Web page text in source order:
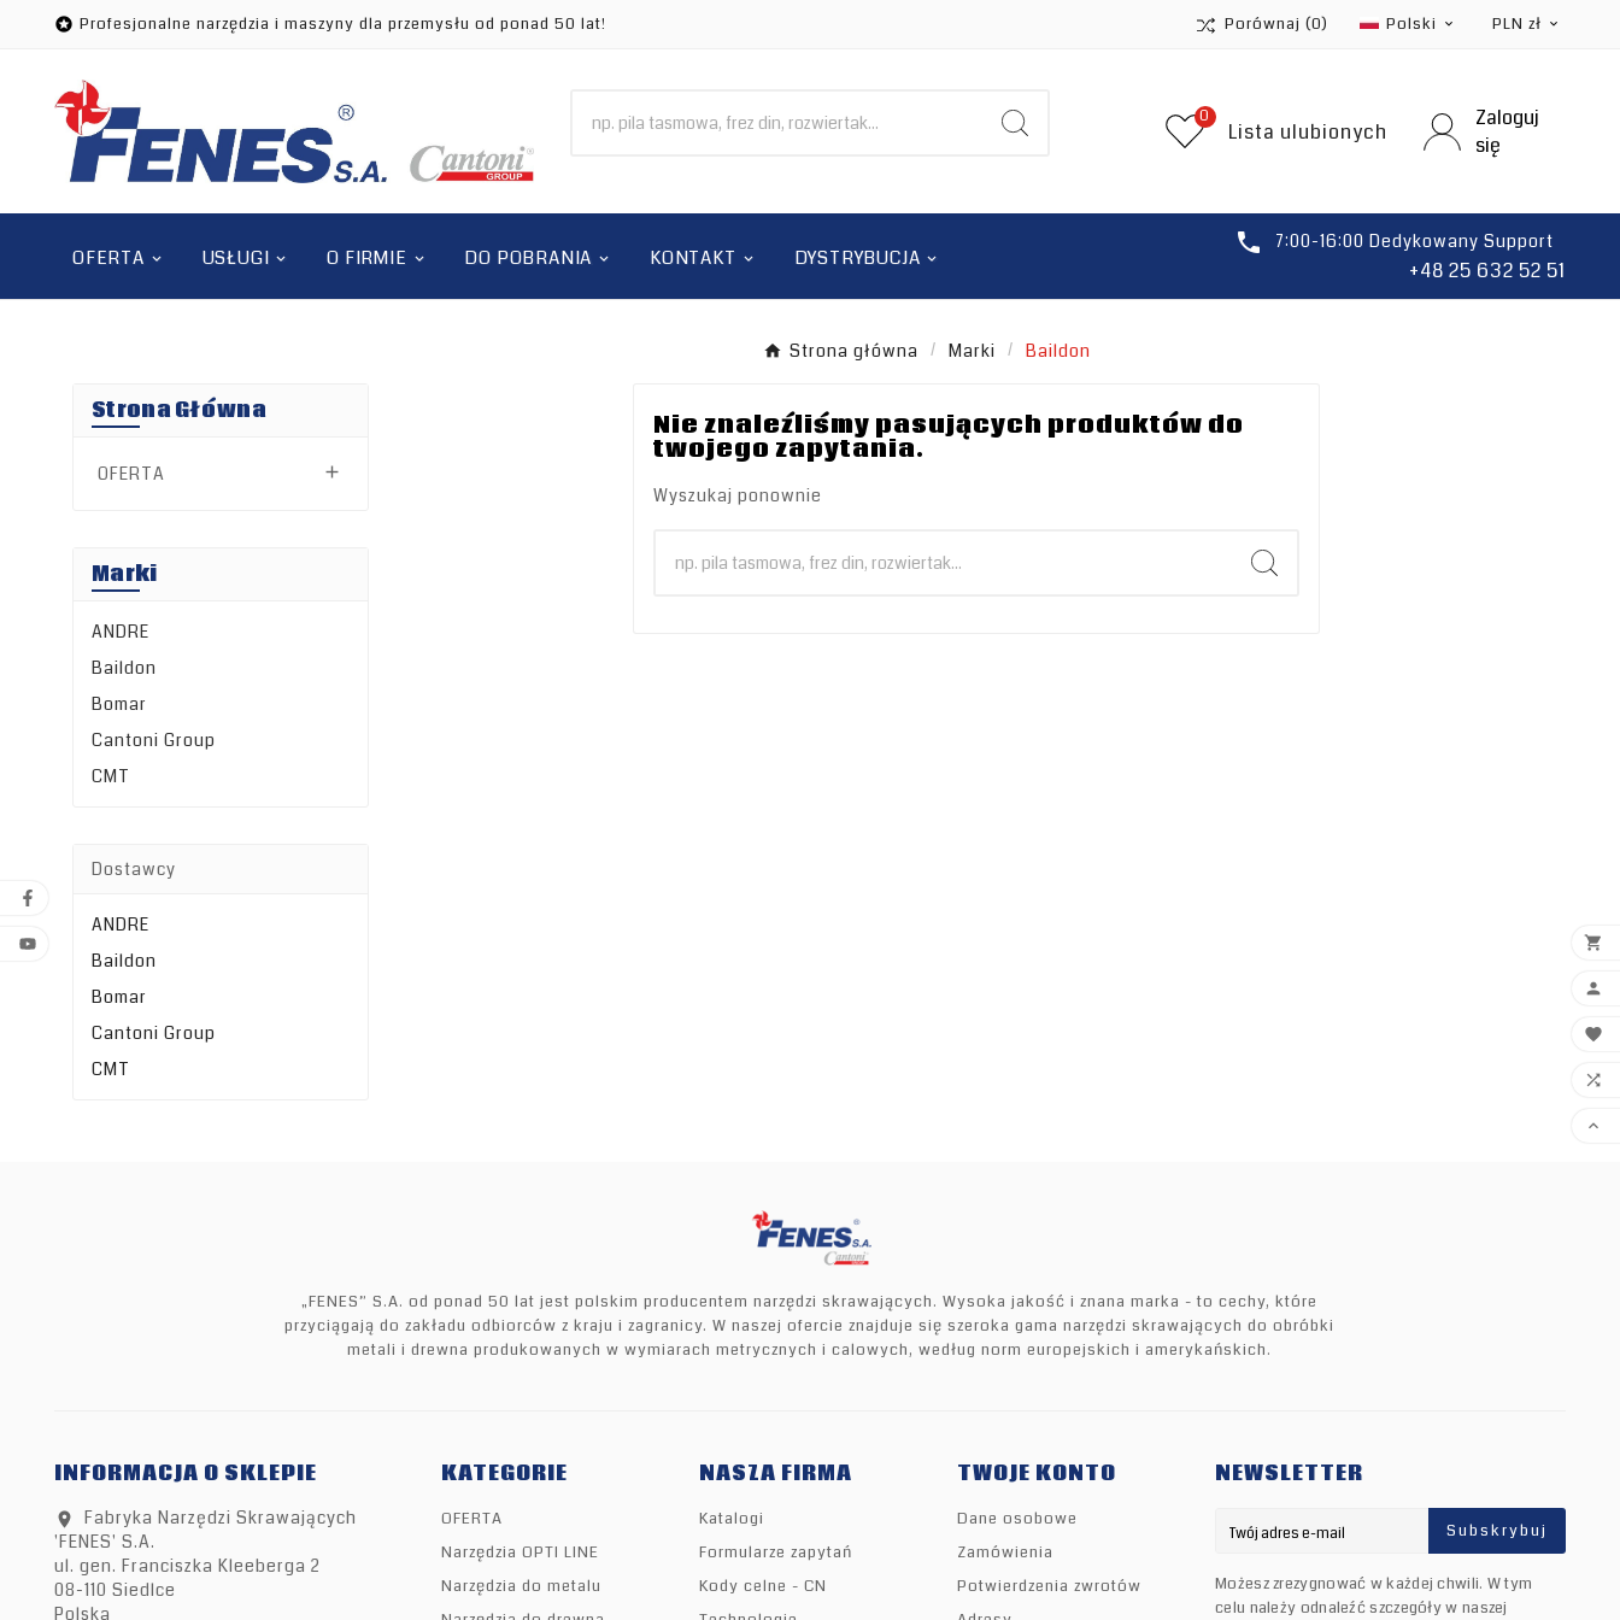
 Profesjonalne narzędzia i maszyny dla przemysłu od ponad 50 lat! Porównaj (0) Polski  PLN zł 
Lista ulubionych
0
Zaloguj
się
OFERTA USŁUGI O FIRMIE DO POBRANIA KONTAKT DYSTRYBUCJA
 7:00-16:00 Dedykowany Support
+48 25 632 52 51
Strona główna Marki Baildon
Strona Główna
OFERTA 
Marki
ANDRE
Baildon
Bomar
Cantoni Group
CMT
Dostawcy
ANDRE
Baildon
Bomar
Cantoni Group
CMT
Nie znaleźliśmy pasujących produktów do
twojego zapytania.
Wyszukaj ponownie
„FENES” S.A. od ponad 50 lat jest polskim producentem narzędzi skrawających. Wysoka jakość i znana marka - to cechy, które
przyciągają do zakładu odbiorców z kraju i zagranicy. W naszej ofercie znajduje się szeroka gama narzędzi skrawających do obróbki
metali i drewna produkowanych w wymiarach metrycznych i calowych, według norm europejskich i amerykańskich.
INFORMACJA O SKLEPIE
location_on
Fabryka Narzędzi Skrawających
'FENES' S.A.
ul. gen. Franciszka Kleeberga 2
08-110 Siedlce
Polska
KATEGORIE
OFERTA
Narzędzia OPTI LINE
Narzędzia do metalu
NASZA FIRMA
Katalogi
Formularze zapytań
Kody celne - CN
TWOJE KONTO
Dane osobowe
Zamówienia
Potwierdzenia zwrotów
NEWSLETTER
Subskrybuj
Możesz zrezygnować w każdej chwili. W tym
celu należy odnaleźć szczegóły w naszej




